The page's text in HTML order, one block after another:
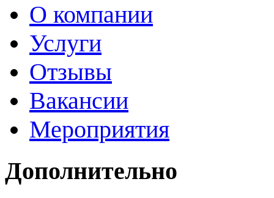
О компании
Услуги
Отзывы
Вакансии
Мероприятия
Дополнительно